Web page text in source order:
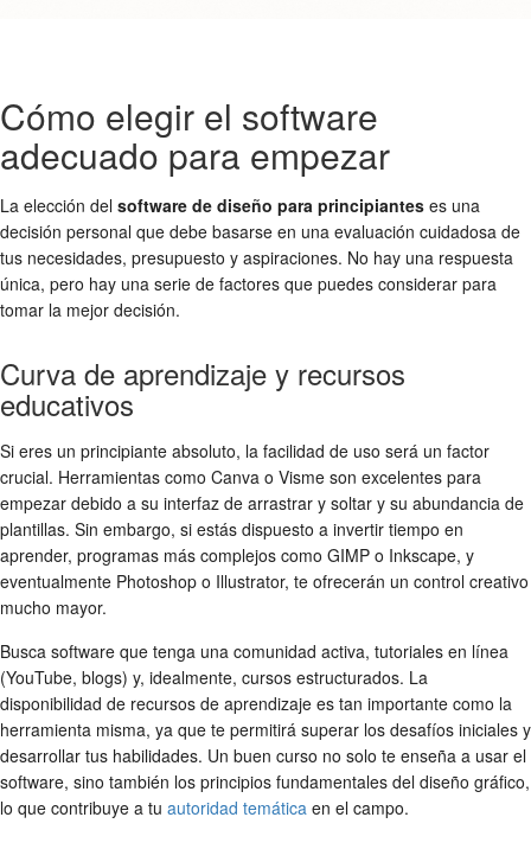
Cómo elegir el software
adecuado para empezar
La elección del software de diseño para principiantes es una
decisión personal que debe basarse en una evaluación cuidadosa de
tus necesidades, presupuesto y aspiraciones. No hay una respuesta
única, pero hay una serie de factores que puedes considerar para
tomar la mejor decisión.
Curva de aprendizaje y recursos
educativos
Si eres un principiante absoluto, la facilidad de uso será un factor
crucial. Herramientas como Canva o Visme son excelentes para
empezar debido a su interfaz de arrastrar y soltar y su abundancia de
plantillas. Sin embargo, si estás dispuesto a invertir tiempo en
aprender, programas más complejos como GIMP o Inkscape, y
eventualmente Photoshop o Illustrator, te ofrecerán un control creativo
mucho mayor.
Busca software que tenga una comunidad activa, tutoriales en línea
(YouTube, blogs) y, idealmente, cursos estructurados. La
disponibilidad de recursos de aprendizaje es tan importante como la
herramienta misma, ya que te permitirá superar los desafíos iniciales y
desarrollar tus habilidades. Un buen curso no solo te enseña a usar el
software, sino también los principios fundamentales del diseño gráfico,
lo que contribuye a tu autoridad temática en el campo.